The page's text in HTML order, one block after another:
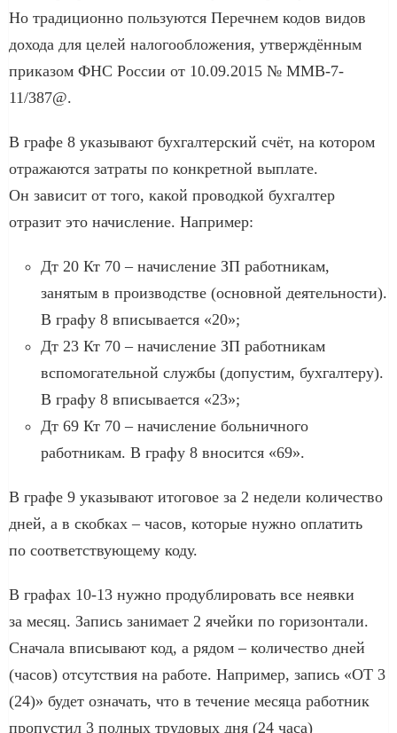
Но традиционно пользуются Перечнем кодов видов
дохода для целей налогообложения, утверждённым
приказом ФНС России от 10.09.2015 № ММВ-7-
11/387@.
В графе 8 указывают бухгалтерский счёт, на котором
отражаются затраты по конкретной выплате.
Он зависит от того, какой проводкой бухгалтер
отразит это начисление. Например:
Дт 20 Кт 70 – начисление ЗП работникам,
занятым в производстве (основной деятельности).
В графу 8 вписывается «20»;
Дт 23 Кт 70 – начисление ЗП работникам
вспомогательной службы (допустим, бухгалтеру).
В графу 8 вписывается «23»;
Дт 69 Кт 70 – начисление больничного
работникам. В графу 8 вносится «69».
В графе 9 указывают итоговое за 2 недели количество
дней, а в скобках – часов, которые нужно оплатить
по соответствующему коду.
В графах 10-13 нужно продублировать все неявки
за месяц. Запись занимает 2 ячейки по горизонтали.
Сначала вписывают код, а рядом – количество дней
(часов) отсутствия на работе. Например, запись «ОТ 3
(24)» будет означать, что в течение месяца работник
пропустил 3 полных трудовых дня (24 часа)